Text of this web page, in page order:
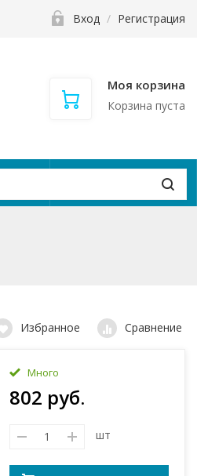
Вход / Регистрация
Моя корзина
Корзина пуста
Избранное Сравнение
Много
802 руб.
шт